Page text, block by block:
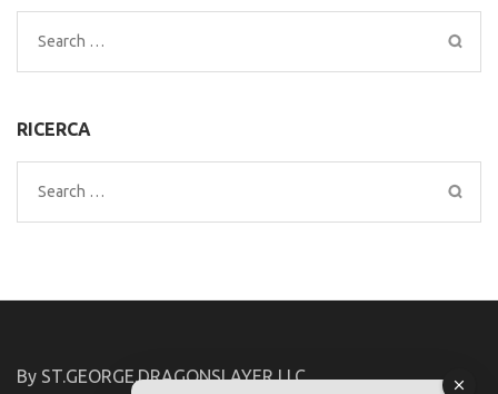
Search
for:
RICERCA
Search
for:
By ST.GEORGE.DRAGONSLAYER LLC